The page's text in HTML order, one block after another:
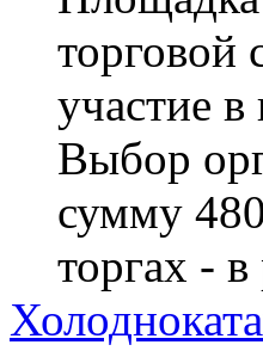
торговой
участие
Выбор
сумму
торгах -